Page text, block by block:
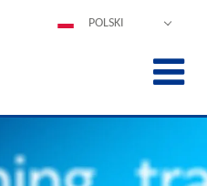
POLSKI
ITALIANO